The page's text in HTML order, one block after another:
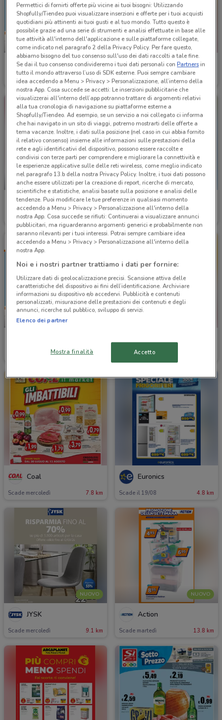
NUOVO
Conad
Scade mercoledì 975 m
Coal
Scade mercoledì 4.5 km
-5 GIORNI
Gala
Scade martedì 18.8 km
Euronics
Scade il 19/08 4.8 km
9.8 km Scade mercoledì
Coal
Scade mercoledì 7.8 km
Euronics
Scade il 19/08 4.8 km
NUOVO
JYSK
Scade mercoledì 9.1 km
NUOVO
Action
Scade martedì 13.8 km
Permettici di fornirti offerte più vicine ai tuoi bisogni: Utilizzando
Shopfully/Tiendeo puoi visualizzare inserzioni e offerte per i tuoi acquisti
quotidiani più attinenti ai tuoi gusti e al tuo mondo. Tutto questo è
possibile grazie ad una serie di strumenti e analisi effettuate in base alle
tue attività all'interno dell'applicazione e sulle piattaforme collegate,
come indicato nel paragrafo 2 della Privacy Policy. Per fare questo,
abbiamo bisogno del tuo consenso sull'uso dei dati raccolti a tale fine.
Se dai il tuo consenso condivideremo i tuoi dati personali conPartnersin
tutto il mondo attraverso l’uso di SDK esterne. Puoi sempre cambiare
idea accedendo a Menu > Privacy > Personalizzazione, all’interno della
nostra App. Cosa succede se accetti: Le inserzioni pubblicitarie che
visualizzerai all'interno dell’app potranno trattare di argomenti relativi
alla tua cronologia di navigazione su piattaforme esterne a
Shopfully/Tiendeo. Ad esempio, se un servizio a noi collegato ci informa
che hai navigato in un sito di viaggi, potremo mostrarti delle offerte a
tema vacanze. Inoltre, i dati sulla posizione (nel caso in cui abbia fornito
il relativo consenso) insieme alle informazioni sulle prestazioni della
rete e agli identificativi del dispositivo, possono essere raccolte e
condivisi con terze parti per comprendere e migliorare la connettività e
le esperienze applicative sulle delle reti wireless, come meglio indicato
nel paragrafo 13.b della nostra Privacy Policy. Inoltre, i tuoi dati possono
anche essere utilizzati per la creazione di report, ricerche di mercato,
scientifiche e statistiche, analisi basate sulla posizione e analisi delle
tendenze. Puoi modificare le tue preferenze in qualsiasi momento
accedendo a Menu > Privacy > Personalizzazione all'interno della
nostra App. Cosa succede se rifiuti: Continuerai a visualizzare annunci
pubblicitari, ma riguarderanno argomenti generici e probabilmente non
saranno rilevanti per i tuoi interessi. Potrai sempre cambiare idea
accedendo a Menu > Privacy > Personalizzazione all'interno della
nostra App.
Noi e i nostri partner trattiamo i dati per fornire:
Utilizzare dati di geolocalizzazione precisi. Scansione attiva delle
caratteristiche del dispositivo ai fini dell’identificazione. Archiviare
informazioni su dispositivo e/o accedervi. Pubblicità e contenuti
personalizzati, misurazione delle prestazioni dei contenuti e degli
annunci, ricerche sul pubblico, sviluppo di servizi.
Elenco dei partner
Mostra finalità Accetto